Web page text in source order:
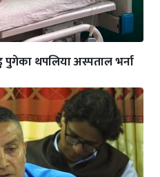
थपलिया अस्पताल भर्ना